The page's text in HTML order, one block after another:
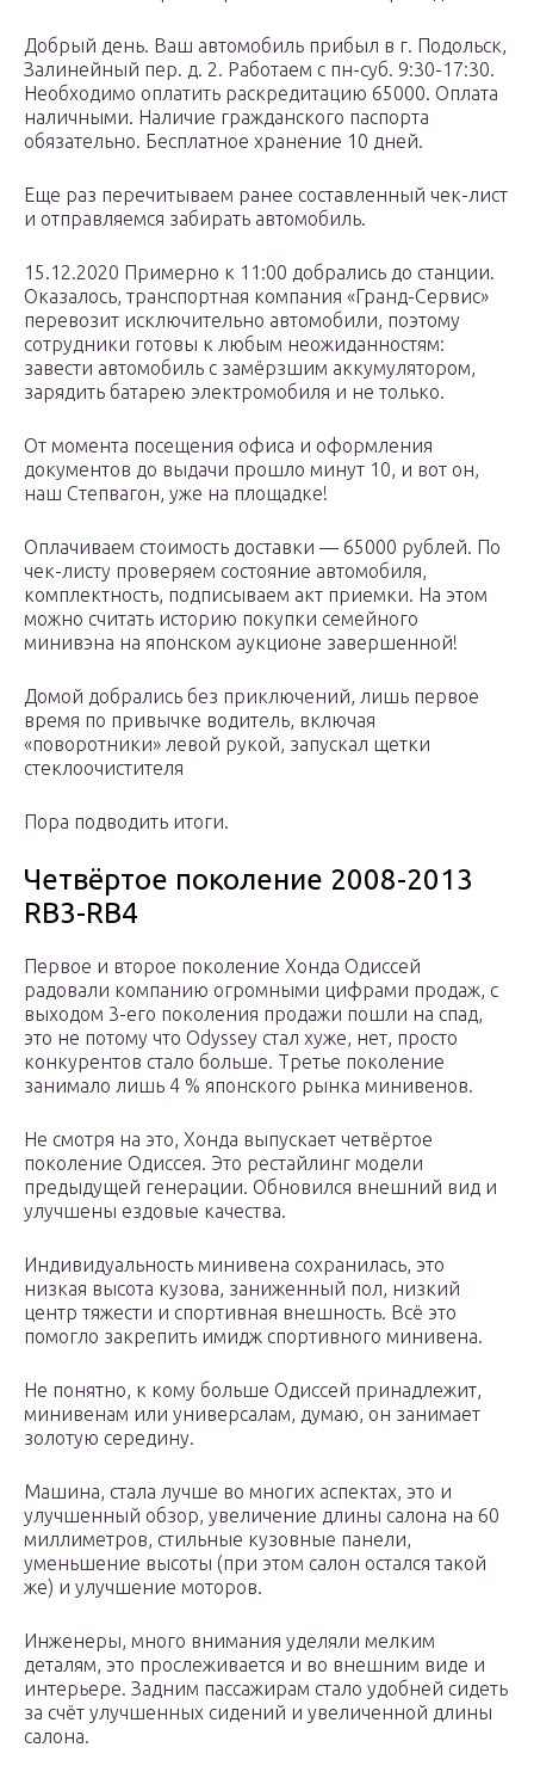
Добрый день. Ваш автомобиль прибыл в г. Подольск,
Залинейный пер. д. 2. Работаем с пн-суб. 9:30-17:30.
Необходимо оплатить раскредитацию 65000. Оплата
наличными. Наличие гражданского паспорта
обязательно. Бесплатное хранение 10 дней.
Еще раз перечитываем ранее составленный чек-лист
и отправляемся забирать автомобиль.
15.12.2020 Примерно к 11:00 добрались до станции.
Оказалось, транспортная компания «Гранд-Сервис»
перевозит исключительно автомобили, поэтому
сотрудники готовы к любым неожиданностям:
завести автомобиль с замёрзшим аккумулятором,
зарядить батарею электромобиля и не только.
От момента посещения офиса и оформления
документов до выдачи прошло минут 10, и вот он,
наш Степвагон, уже на площадке!
Оплачиваем стоимость доставки — 65000 рублей. По
чек-листу проверяем состояние автомобиля,
комплектность, подписываем акт приемки. На этом
можно считать историю покупки семейного
минивэна на японском аукционе завершенной!
Домой добрались без приключений, лишь первое
время по привычке водитель, включая
«поворотники» левой рукой, запускал щетки
стеклоочистителя
Пора подводить итоги.
Четвёртое поколение 2008-2013
RB3-RB4
Первое и второе поколение Хонда Одиссей
радовали компанию огромными цифрами продаж, с
выходом 3-его поколения продажи пошли на спад,
это не потому что Odyssey стал хуже, нет, просто
конкурентов стало больше. Третье поколение
занимало лишь 4 % японского рынка минивенов.
Не смотря на это, Хонда выпускает четвёртое
поколение Одиссея. Это рестайлинг модели
предыдущей генерации. Обновился внешний вид и
улучшены ездовые качества.
Индивидуальность минивена сохранилась, это
низкая высота кузова, заниженный пол, низкий
центр тяжести и спортивная внешность. Всё это
помогло закрепить имидж спортивного минивена.
Не понятно, к кому больше Одиссей принадлежит,
минивенам или универсалам, думаю, он занимает
золотую середину.
Машина, стала лучше во многих аспектах, это и
улучшенный обзор, увеличение длины салона на 60
миллиметров, стильные кузовные панели,
уменьшение высоты (при этом салон остался такой
же) и улучшение моторов.
Инженеры, много внимания уделяли мелким
деталям, это прослеживается и во внешним виде и
интерьере. Задним пассажирам стало удобней сидеть
за счёт улучшенных сидений и увеличенной длины
салона.